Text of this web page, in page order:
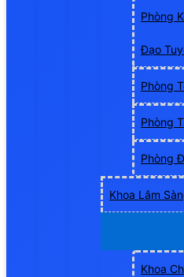
Phòng
Đạo
Phòng
Phòng
Phòng
Khoa Lâm
Khoa